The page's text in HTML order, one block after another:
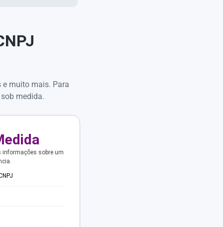
e muito mais. Para
medida.
informações sobre um